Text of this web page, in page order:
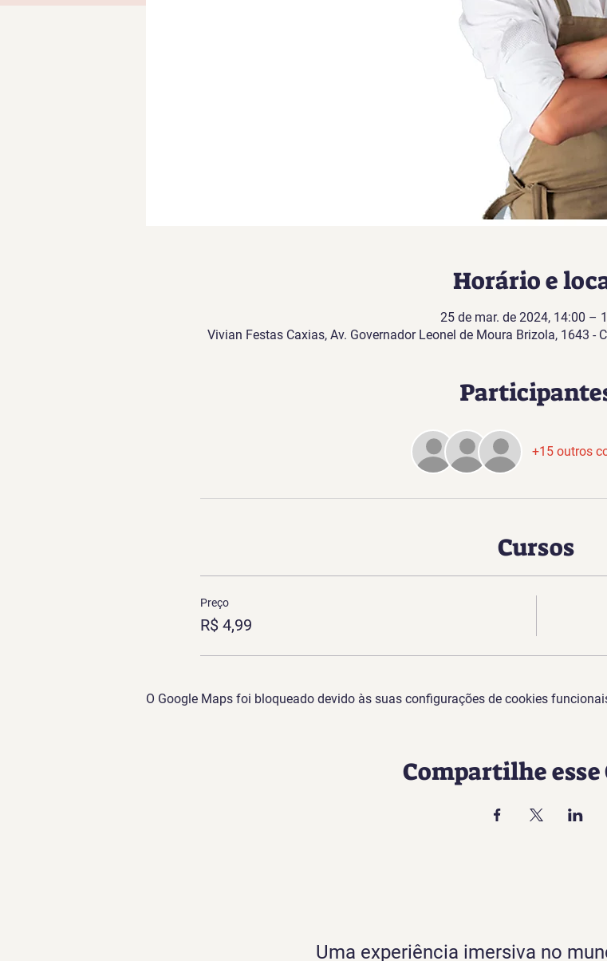
Horário e
25 de mar. de 2024, 14:00 –
Vivian Festas Caxias, Av. Governador Leonel de Moura Brizola, 1643 -
+15 outros
Cursos
Preço
R$ 4,99
O Google Maps foi bloqueado devido às suas configurações de cookies
Compartilhe esse
Uma experiência imersiva no